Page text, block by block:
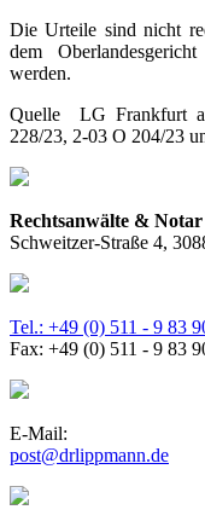
Die Urteile sind nicht
dem
werden.
Quelle LG Frankfurt
228/23, 2-03 O 204/23
Rechtsanwälte &
Schweitzer-Straße 4,
Tel.: +49 (0) 511 - 9 83
Fax: +49 (0) 511 - 9 83
E-Mail:
post@drlippmann.de